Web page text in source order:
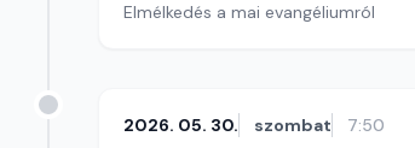
Elmélkedés a mai evangéliumról
2026. 05. 30. szombat 7:50